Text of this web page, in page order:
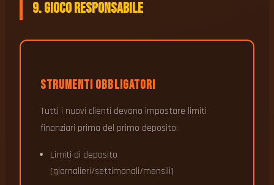
9. Gioco Responsabile
Strumenti Obbligatori
Tutti i nuovi clienti devono impostare limiti
finanziari prima del primo deposito:
Limiti di deposito
(giornalieri/settimanali/mensili)